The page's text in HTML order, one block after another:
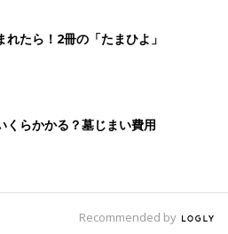
」
入したTopologie（トポロジー）の
れたら！2冊の「たまひよ」
くらかかる？墓じまい費用
Recommended by